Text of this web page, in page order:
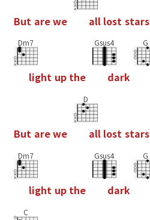
But arewe all lost stars
Dm7
light up the
Gsus4
dark
G
But arewe
D
all lost stars
Dm7
light up the
Gsus4
dark
G
C